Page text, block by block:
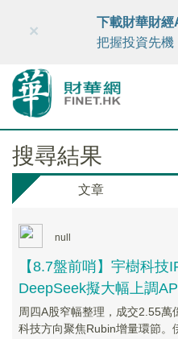
財華智庫網 FINTV
×
下載財華財經
把握投資先機
搜尋結果
文章
null
【8.7盤前哨】宇樹科技
DeepSeek擬大幅上調
周四A股窄幅整理，成交2.55萬
科技方向聚焦Rubin增量環節。